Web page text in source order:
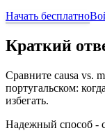
Начать бесплатно
Краткий
Сравните causa vs.
португальском:
избегать.
Надежный способ -